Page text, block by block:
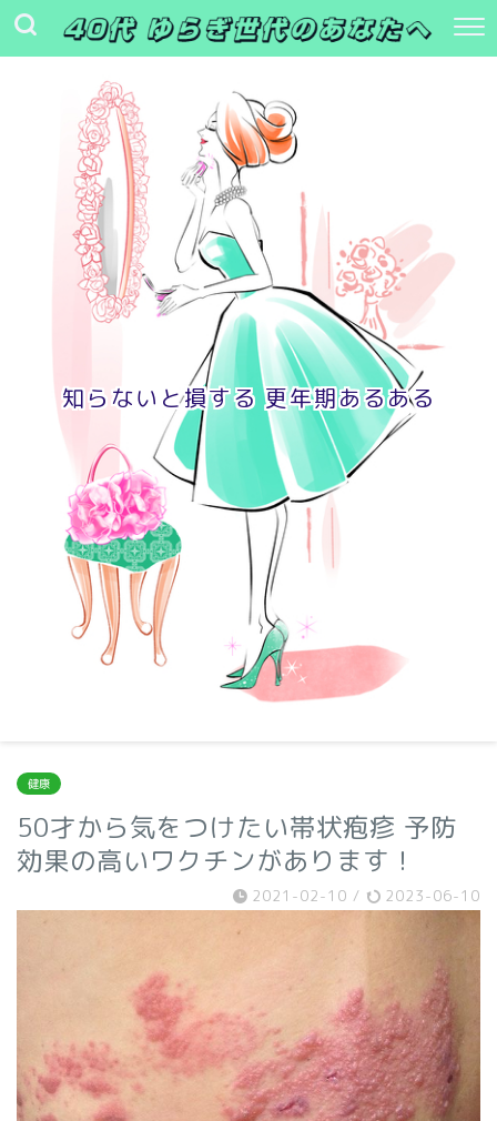
知らないと損する 更年期あるある
健康
50才から気をつけたい帯状疱疹 予防
効果の高いワクチンがあります！
2021-02-10 / 2023-06-10